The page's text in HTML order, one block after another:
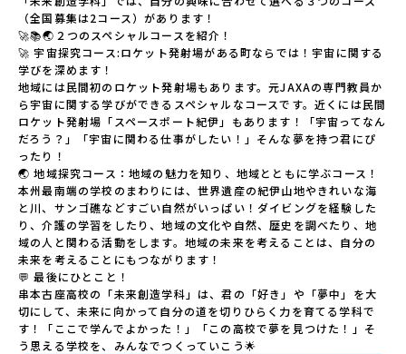
（全国募集は2コース）があります！
🚀📚🌏２つのスペシャルコースを紹介！
🚀 宇宙探究コース:ロケット発射場がある町ならでは！宇宙に関する
学びを深めます！
地域には民間初のロケット発射場もあります。元JAXAの専門教員か
ら宇宙に関する学びができるスペシャルなコースです。近くには民間
ロケット発射場「スペースポート紀伊」もあります！「宇宙ってなん
だろう？」「宇宙に関わる仕事がしたい！」そんな夢を持つ君にぴ
ったり！
🌏 地域探究コース：地域の魅力を知り、地域とともに学ぶコース！
本州最南端の学校のまわりには、世界遺産の紀伊山地やきれいな海
と川、サンゴ礁などすごい自然がいっぱい！ダイビングを経験した
り、介護の学習をしたり、地域の文化や自然、歴史を調べたり、地
域の人と関わる活動をします。地域の未来を考えることは、自分の
未来を考えることにもつながります！
💬 最後にひとこと！
串本古座高校の「未来創造学科」は、君の「好き」や「夢中」を大
切にして、未来に向かって自分の道を切りひらく力を育てる学科で
す！「ここで学んでよかった！」「この高校で夢を見つけた！」そ
う思える学校を、みんなでつくっていこう🌟